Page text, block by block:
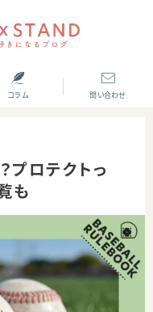
コラム 問い合わせ
プロテクトっ
も